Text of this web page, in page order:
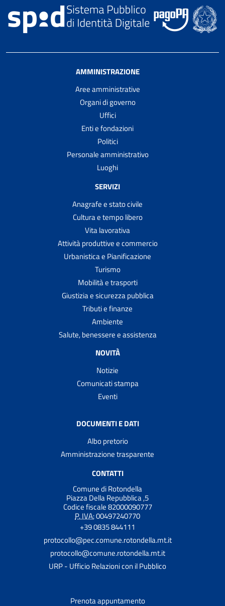
AMMINISTRAZIONE
Aree amministrative
Organi di governo
Uffici
Enti e fondazioni
Politici
Personale amministrativo
Luoghi
SERVIZI
Anagrafe e stato civile
Cultura e tempo libero
Vita lavorativa
Attività produttive e commercio
Urbanistica e Pianificazione
Turismo
Mobilità e trasporti
Giustizia e sicurezza pubblica
Tributi e finanze
Ambiente
Salute, benessere e assistenza
NOVITÀ
Notizie
Comunicati stampa
Eventi
DOCUMENTI E DATI
Albo pretorio
Amministrazione trasparente
CONTATTI
Comune di Rotondella
Piazza Della Repubblica ,5
Codice fiscale 82000090777
P. IVA:00497240770
+39 0835 844111
protocollo@pec.comune.rotondella.mt.it
protocollo@comune.rotondella.mt.it
URP - Ufficio Relazioni con il Pubblico
Prenota appuntamento